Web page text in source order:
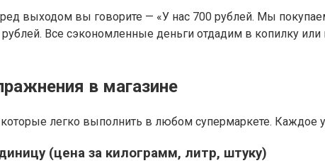
выходом вы говорите — «У нас 700 рублей. Мы
Все сэкономленные деньги отдадим в копилку
в магазине
легко выполнить в любом супермаркете. Каждое
(цена за килограмм, литр, штуку)